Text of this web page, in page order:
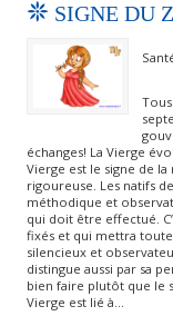
SIGNE DU
échanges! La Vierge
Vierge est le signe de
rigoureuse. Les natifs
méthodique et
qui doit être effectué.
fixés et qui mettra
silencieux et
distingue aussi par sa
bien faire plutôt que le
Vierge est lié à…